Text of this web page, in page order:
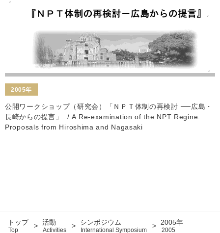
2005年
公開ワークショップ（研究会）「ＮＰＴ体制の再検討 ──広島・
長崎からの提言」
/ A Re-examination of the NPT Regine:
Proposals from Hiroshima and Nagasaki
トップ
Top
活動
Activities
シンポジウム
International Symposium
2005年
2005